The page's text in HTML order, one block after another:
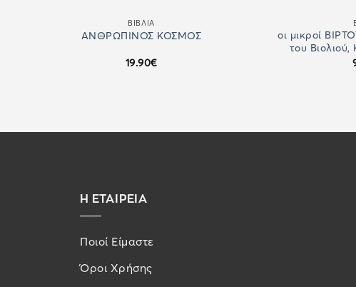
ΒΙΒΛΙΑ
ΑΝΘΡΩΠΙΝΟΣ ΚΟΣΜΟΣ
19.90€
οι μικροί
του
Η ΕΤΑΙΡΕΙΑ
Ποιοί Είμαστε
Όροι Χρήσης